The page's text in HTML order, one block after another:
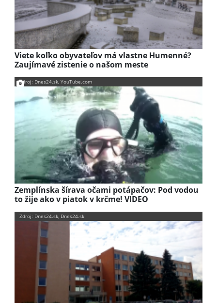
Viete koľko obyvateľov má vlastne Humenné?
Zaujímavé zistenie o našom meste
Zdroj: Dnes24.sk, YouTube.com
Zemplínska šírava očami potápačov: Pod vodou
to žije ako v piatok v krčme! VIDEO
Zdroj: Dnes24.sk, Dnes24.sk